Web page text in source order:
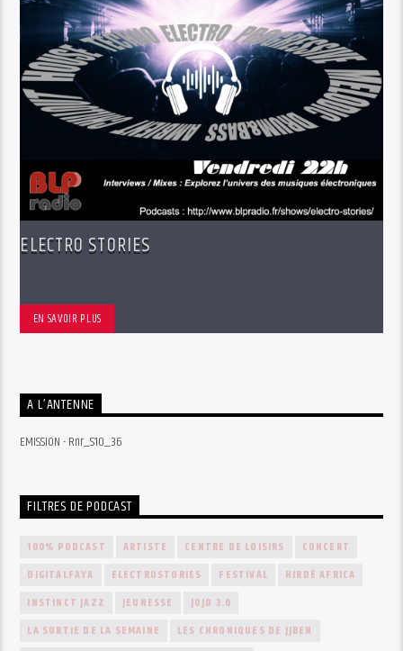
ELECTRO STORIES
EN SAVOIR PLUS
A L’ANTENNE
EMISSION - Rnr_S10_36
FILTRES DE PODCAST
100% PODCAST ARTISTE CENTRE DE LOISIRS
CONCERT
DIGITALFAYA
ELECTROSTORIES FESTIVAL
HIRDÉ AFRICA
INSTINCT JAZZ
JEUNESSE
JOJO 3.0
LA SORTIE DE LA SEMAINE
LES CHRONIQUES DE JJBEN